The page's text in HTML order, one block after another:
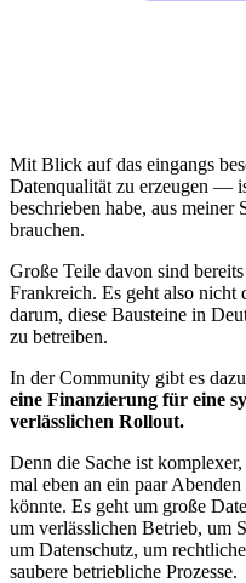
Mit Blick auf das eingangs
Datenqualität zu erzeugen —
beschrieben habe, aus meiner
brauchen.
Große Teile davon sind
Frankreich. Es geht also nicht
darum, diese Bausteine in
zu betreiben.
In der Community gibt es
eine Finanzierung für eine
verlässlichen Rollout.
Denn die Sache ist
mal eben an ein paar
könnte. Es geht um große
um verlässlichen Betrieb, um
um Datenschutz, um
saubere betriebliche Prozesse.